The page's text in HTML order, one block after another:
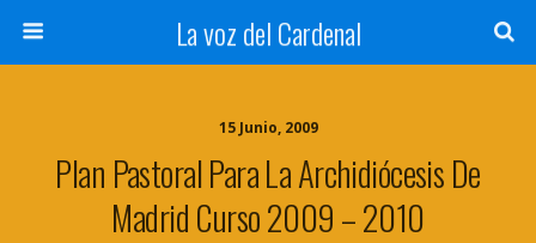
La voz del Cardenal
15 Junio, 2009
Plan Pastoral Para La Archidiócesis De
Madrid Curso 2009 – 2010